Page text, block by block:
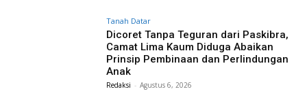
Tanah Datar
Dicoret Tanpa Teguran dari Paskibra,
Camat Lima Kaum Diduga Abaikan
Prinsip Pembinaan dan Perlindungan
Anak
Redaksi - Agustus 6, 2026